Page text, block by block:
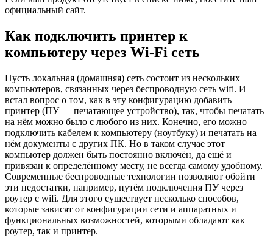
официальный сайт.
Как подключить принтер к
компьютеру через Wi-Fi сеть
Пусть локальная (домашняя) сеть состоит из нескольких
компьютеров, связанных через беспроводную сеть wifi. И
встал вопрос о том, как в эту конфигурацию добавить
принтер (ПУ — печатающее устройство), так, чтобы печатать
на нём можно было с любого из них. Конечно, его можно
подключить кабелем к компьютеру (ноутбуку) и печатать на
нём документы с других ПК. Но в таком случае этот
компьютер должен быть постоянно включён, да ещё и
привязан к определённому месту, не всегда самому удобному.
Современные беспроводные технологии позволяют обойти
эти недостатки, например, путём подключения ПУ через
роутер с wifi. Для этого существует несколько способов,
которые зависят от конфигурации сети и аппаратных и
функциональных возможностей, которыми обладают как
роутер, так и принтер.